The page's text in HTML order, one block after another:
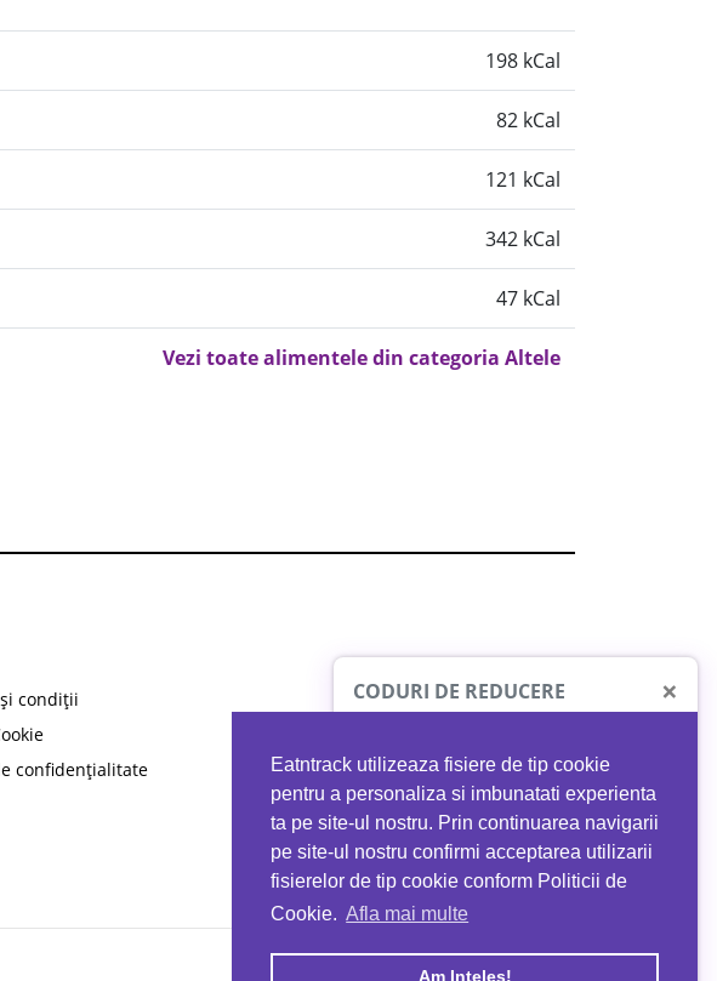
Eatntrack utilizeaza fisiere de tip cookie
pentru a personaliza si imbunatati experienta
ta pe site-ul nostru. Prin continuarea navigarii
pe site-ul nostru confirmi acceptarea utilizarii
fisierelor de tip cookie conform Politicii de
Cookie. Afla mai multe
Am Inteles!
198 kCal
82 kCal
121 kCal
342 kCal
47 kCal
Vezi toate alimentele din categoria Altele
condiții
confidențialitate
CODURI DE REDUCERE ×
PROTO41
reducere la orice comandă
EATNTRACK
MYPROTEIN
Ai40%reducere la orice comandă
folosind codul EATTRACK